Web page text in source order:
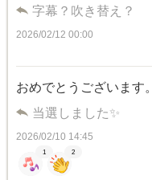
字幕？吹き替え？
2026/02/12 00:00
おめでとうございます。
当選しました✨️
2026/02/10 14:45
1 2